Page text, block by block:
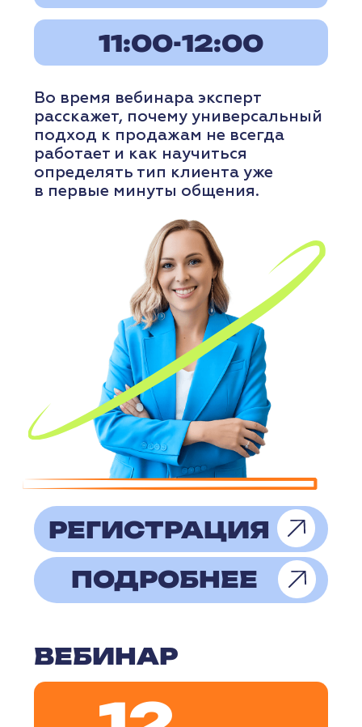
01
Вы оставляете заявку через форму
на портале.
02
С вами связывается менеджер
для уточнения деталей.
03
о теме, формате и материалах.
Мы проводим внутренний отбор
и оцениваем актуальность темы
для аудитории предпринимателей
Нижнего Новгорода.
05
После согласования мероприятие
публикуется в календаре.
Мы стараемся отбирать темы,
которые действительно
полезны бизнес-аудитории.
Это помогает поддерживать
качество мероприятий
и формировать доверие
к порталу.
НА ПРОВЕДЕНИЕ
менеджер свяжется с вами, чтобы
обсудить детали размещения.